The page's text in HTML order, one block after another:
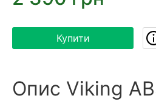
Купити
Опис Viking